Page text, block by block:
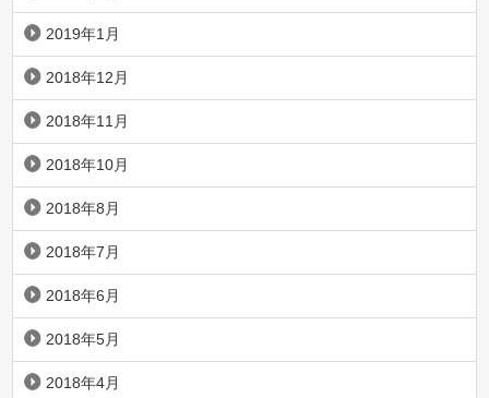
2019年1月
2018年12月
2018年11月
2018年10月
2018年8月
2018年7月
2018年6月
2018年5月
2018年4月